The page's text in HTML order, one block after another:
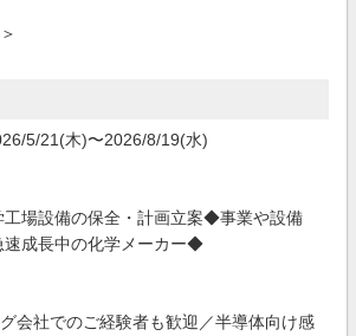
5/21(木)〜2026/8/19(水)
工場設備の保全・計画立案◆事業や設備
成長中の化学メーカー◆
グ会社でのご経験者も歓迎／半導体向け感